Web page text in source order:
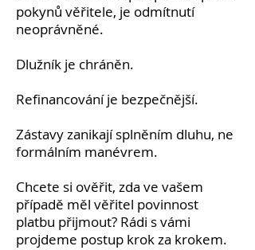
pokynů věřitele, je odmítnutí
neoprávněné.
Dlužník je chráněn.
Refinancování je bezpečnější.
Zástavy zanikají splněním dluhu, ne
formálním manévrem.
Chcete si ověřit, zda ve vašem
případě měl věřitel povinnost
platbu přijmout? Rádi s vámi
projdeme postup krok za krokem.